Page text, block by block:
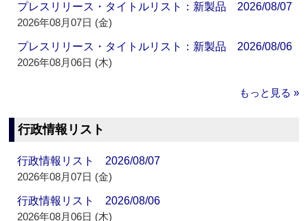
プレスリリース・タイトルリスト：新製品 2026/08/07
2026年08月07日 (金)
プレスリリース・タイトルリスト：新製品 2026/08/06
2026年08月06日 (木)
もっと見る »
行政情報リスト
行政情報リスト 2026/08/07
2026年08月07日 (金)
行政情報リスト 2026/08/06
2026年08月06日 (木)